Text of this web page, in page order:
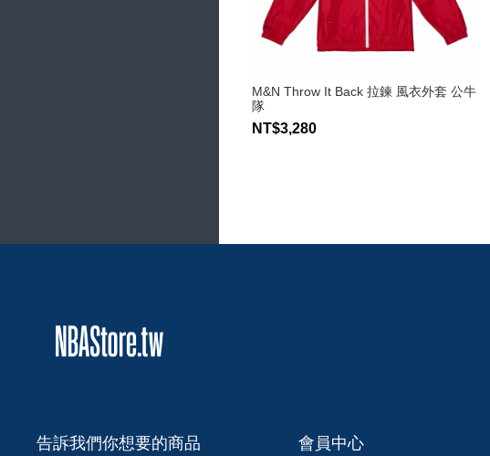
M&N Throw It Back 拉鍊 風衣外套 公牛
隊
NT$3,280
告訴我們你想要的商品 會員中心